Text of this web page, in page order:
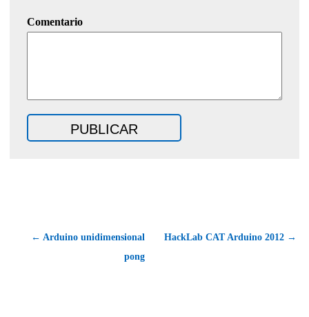
Comentario
← Arduino unidimensional
pong
HackLab CAT Arduino 2012 →